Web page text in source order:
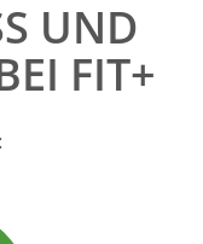
UND
FIT+